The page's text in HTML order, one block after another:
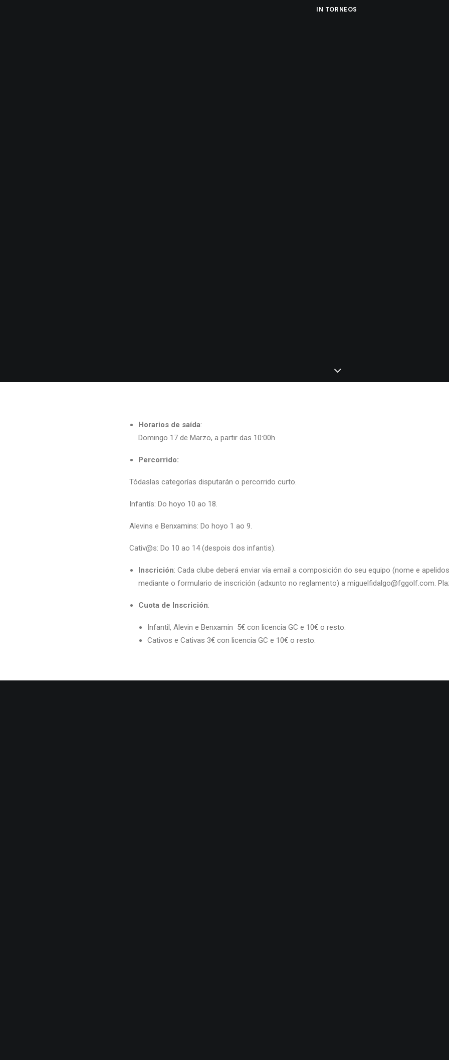
IN TORNEOS
Horarios de saída:
Domingo 17 de Marzo, a partir das 10:00h
Percorrido:
Tódaslas categorías disputarán o percorrido curto.
Infantís: Do hoyo 10 ao 18.
Alevins e Benxamins: Do hoyo 1 ao 9.
Cativ@s: Do 10 ao 14 (despois dos infantis).
Inscrición: Cada clube deberá enviar vía email a composición do seu equipo (nome e
mediante o formulario de inscrición (adxunto no reglamento) a miguelfidalgo@fggolf.com.
Cuota de Inscrición:
Infantil, Alevin e Benxamin 5€ con licencia GC e 10€ o resto.
Cativos e Cativas 3€ con licencia GC e 10€ o resto.